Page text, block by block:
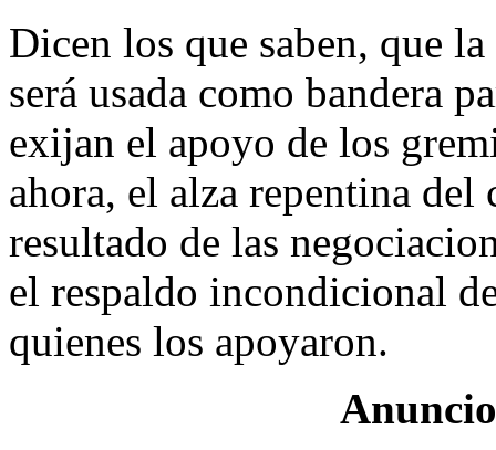
Dicen los que saben, que
será usada como bandera
exijan el apoyo de los
ahora, el alza repentina del
resultado de las
el respaldo incondicional
quienes los apoyaron.